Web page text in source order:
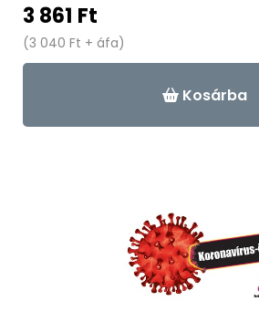
3 861 Ft
(3 040 Ft + áfa)
Kosárba